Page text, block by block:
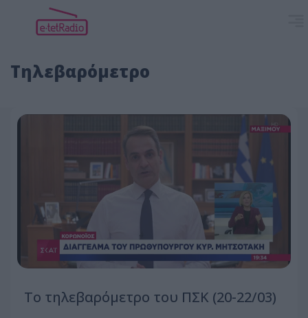
Τηλεβαρόμετρο
Το τηλεβαρόμετρο του ΠΣΚ (20-22/03)